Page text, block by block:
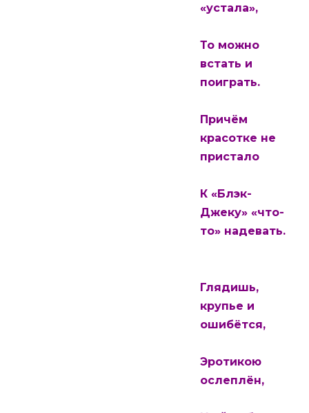
«устала»,
То можно
встать и
поиграть.
Причём
красотке не
пристало
К «Блэк-
Джеку» «что-
то» надевать.
Глядишь,
крупье и
ошибётся,
Эротикою
ослеплён,